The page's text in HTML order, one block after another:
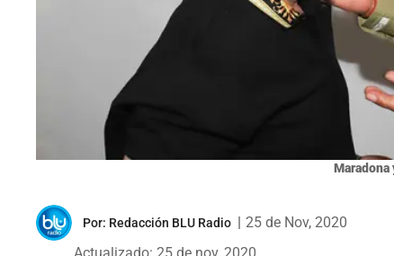
Maradona
Por: Redacción BLU Radio
25 de Nov, 2020